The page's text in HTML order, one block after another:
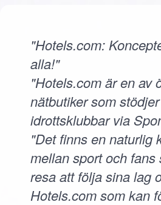
"Hotels.com:
alla!"
"Hotels.com är en av
nätbutiker som
idrottsklubbar via
"Det finns en naturlig
mellan sport och fans
resa att följa sina lag
Hotels.com som kan